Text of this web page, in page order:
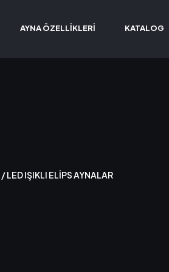
AYNA ÖZELLIKLERI KATALOG
/ LED IŞIKLI ELIPS AYNALAR